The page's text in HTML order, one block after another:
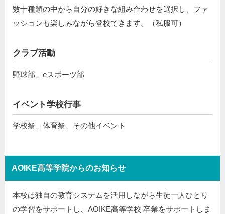
数十種類の中から自分の好きな組み合わせを選択し、ファ
ッションも楽しみながら登校できます。（私服可）
クラブ活動
野球部、eスポーツ部
イベント学校行事
学校祭、体育祭、その他イベント
AOIKE高等学院からのお知らせ
本校は独自の教育システムを活用しながら生徒一人ひとり
の学習をサポートし、AOIKE高等学校 卒業をサポートしま